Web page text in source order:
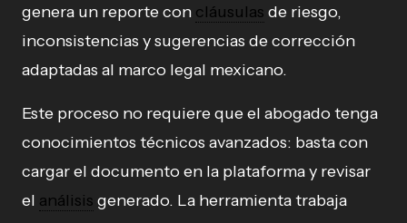
genera un reporte con cláusulas de riesgo,
inconsistencias y sugerencias de corrección
adaptadas al marco legal mexicano.
Este proceso no requiere que el abogado tenga
conocimientos técnicos avanzados: basta con
cargar el documento en la plataforma y revisar
el análisis generado. La herramienta trabaja